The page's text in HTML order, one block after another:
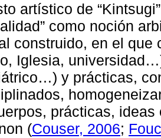
artístico de
como noción
construido, en el que
Iglesia,
y prácticas,
prácticas,
(Couser, 2006;